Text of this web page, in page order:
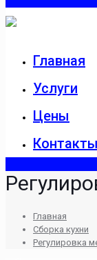
Главная
Услуги
Цены
Контакты
Главная
Сборка кухни
Регулировка